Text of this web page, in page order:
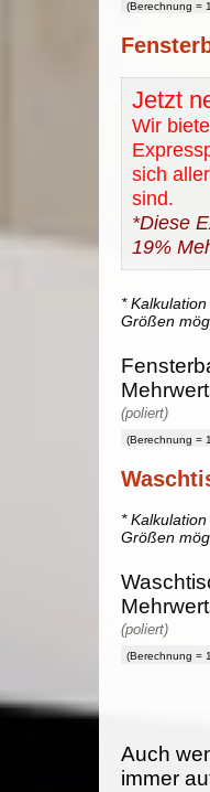
(Berechnung =
Jetzt
Wir
sich
sind.
*Diese
19%
*
Größen
(poliert)
(Berechnung =
*
Größen
(poliert)
(Berechnung =
Auch
immer